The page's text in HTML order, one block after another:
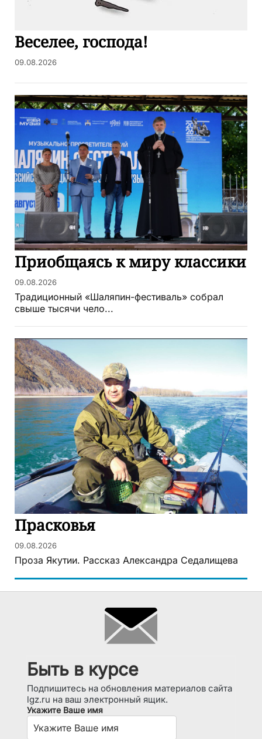
Веселее, господа!
09.08.2026
Приобщаясь к миру классики
09.08.2026
Традиционный «Шаляпин-фестиваль» собрал
свыше тысячи чело...
Прасковья
09.08.2026
Проза Якутии. Рассказ Александра Седалищева
Быть в курсе
Подпишитесь на обновления материалов сайта
lgz.ru на ваш электронный ящик.
Укажите Ваше имя